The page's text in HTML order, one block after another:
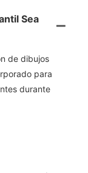
Sea
de dibujos
para
durante